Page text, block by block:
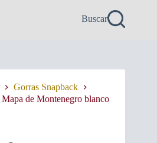
compra
Buscar
Gorras Snapback
de Montenegro blanco